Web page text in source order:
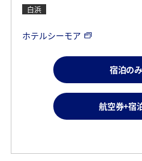
白浜
ホテルシーモア
宿泊の
航空券+宿